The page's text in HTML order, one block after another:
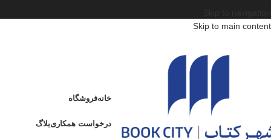
Skip to main content
خانهفروشگاه
درخواست همکاریبلاگ